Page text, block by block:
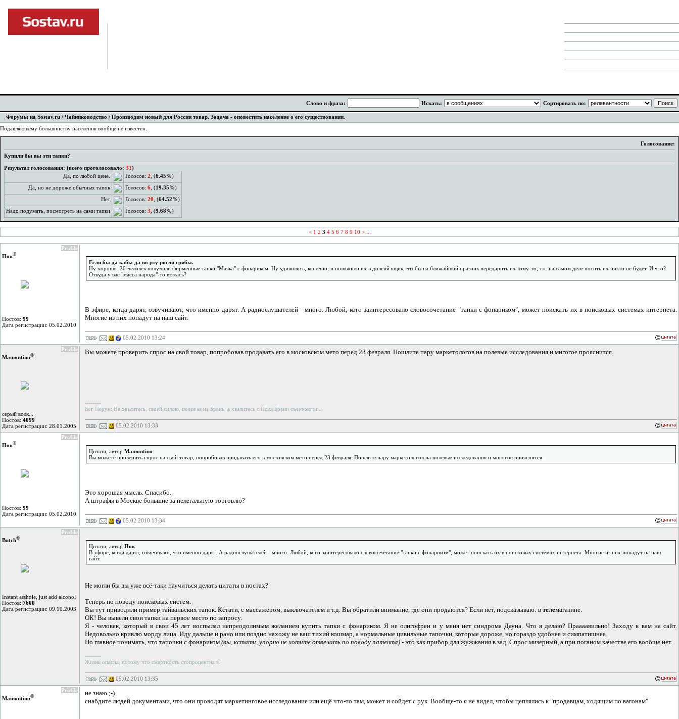
Слово и фраза: Искать: Сортировать по:
Форумы на Sostav.ru / Чайниководство / Производим новый для России товар. Задача - оповестить население о его существовании.
Подавляющему большинству населения вообще не известен.
Голосование:
Купили бы вы эти тапки?
Результат голосования: (всего проголосовало: 31)
Да, по любой цене.
Голосов: 2 , (6.45%)
Да, но не дороже обычных тапок
Голосов: 6 , (19.35%)
Нет
Голосов: 20 , (64.52%)
Надо подумать, посмотреть на сами тапки
Голосов: 3 , (9.68%)
< 1 2 3 4 5 6 7 8 9 10 >
Profile
Пок©
Постов: 99
Дата регистрации: 05.02.2010
Eсли бы да кабы да во рту росли грибы.
Ну хорошо. 20 человек получили фирменные тапки "Маяка" с фонариком. Ну удивились, конечно, и положили их в долгий ящик, чтобы на ближайший празник передарить их кому-то, т.к. на самом деле носить их никто не будет. И что?
Откуда у вас "масса народа"-то взялась?
В эфире, когда дарят, озвучивают, что именно дарят. А радиослушателей - много. Любой, кого заинтересовало словосочетание "тапки с фонариком", может поискать их в поисковых системах интернета.
Многие из них попадут на наш сайт.
05.02.2010 13:24
Profile
Mamontino©
серый волк...
Постов: 4099
Дата регистрации: 28.01.2005
Вы можете проверить спрос на свой товар, попробовав продавать его в московском мето перед 23 февраля. Пошлите пару маркетологов на полевые исследования и мнгогое прояснится
--------
Бог Перун: Не хвалитесь, своей силою, поезжая на Брань, а хвалитесь с Поля Брани съезжаючи...
05.02.2010 13:33
Profile
Пок©
Постов: 99
Дата регистрации: 05.02.2010
Цитата, автор Mamontino:
Вы можете проверить спрос на свой товар, попробовав продавать его в московском мето перед 23 февраля. Пошлите пару маркетологов на полевые исследования и мнгогое прояснится
Это хорошая мысль. Спасибо.
А штрафы в Москве большие за нелегальную торговлю?
05.02.2010 13:34
Profile
Butch©
Instant asshole, just add alcohol
Постов: 7600
Дата регистрации: 09.10.2003
Цитата, автор Пок:
В эфире, когда дарят, озвучивают, что именно дарят. А радиослушателей - много. Любой, кого заинтересовало словосочетание "тапки с фонариком", может поискать их в поисковых системах интернета. Многие из них попадут на наш
сайт.
Не могли бы вы уже всё-таки научиться делать цитаты в постах?
Теперь по поводу поисковых систем.
Вы тут приводили пример тайваньских тапок. Кстати, с массажёром, выключателем и т.д. Вы обратили внимание, где они продаются? Если нет, подсказываю: в телемагазине.
ОК! Вы вывели свои тапки на первое место по запросу.
Я - человек, который в свои 45 лет воспылал непреодолимым желанием купить тапки с фонариком. Я не олигофрен и у меня нет синдрома Дауна. Что я делаю? Праааавильно! Заходу к вам на сайт.
Недовольно кривлю морду лица. Иду дальше и рано или поздно нахожу не ваш тихий кошмар, а нормальные цивильные тапочки, которые дороже, но гораздо удобнее и симпатишнее.
Но главное понимать, что тапочки с фонариком (вы, кстати, упорно не хотите отвечать по поводу патента) - это как прибор для жужжания в зад. Спрос мизерный, а при поганом качестве его вообще нет.
--------
Жизнь опасна, потому что смертность стопроцентна ©
05.02.2010 13:35
Profile
Mamontino©
не знаю ;-)
снабдите людей документами, что они проводят маркетинговое исследование или ещё что-то там, может и сойдет с рук. Вообще-то я не видел, чтобы цеплялись к "продавцам, ходящим по вагонам"